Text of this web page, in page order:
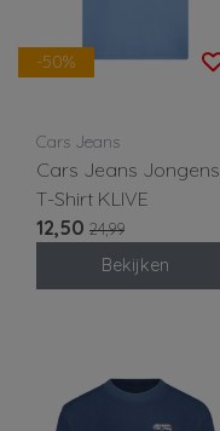
-50%
Cars Jeans
Cars Jeans Jongens
T-Shirt KLIVE
12,50 24,99
Bekijken